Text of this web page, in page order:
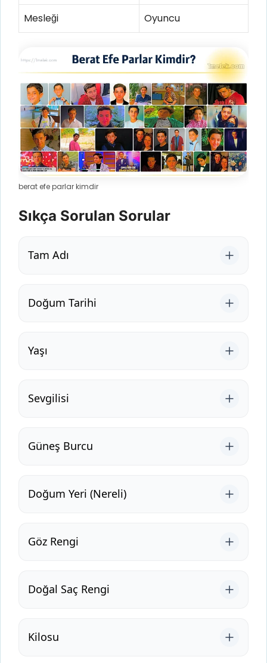
Mesleği Oyuncu
berat efe parlar kimdir
Sıkça Sorulan Sorular
Tam Adı
Doğum Tarihi
Yaşı
Sevgilisi
Güneş Burcu
Doğum Yeri (Nereli)
Göz Rengi
Doğal Saç Rengi
Kilosu